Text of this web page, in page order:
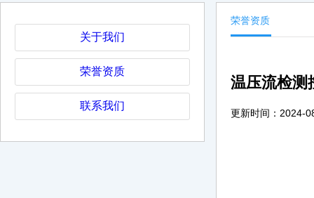
关于我们
荣誉资质
联系我们
荣誉资质
温压流检测
更新时间：2024-